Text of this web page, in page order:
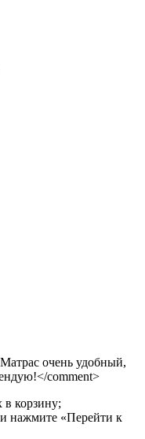
очень удобный,
comment>
в корзину;
нажмите «Перейти к